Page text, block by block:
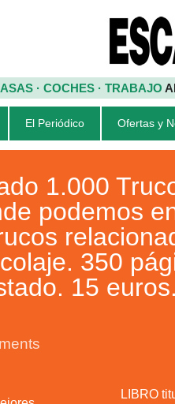
· COCHES · TRABAJO
El Periódico Ofertas y
1.000
podemos
350
15
LIBRO